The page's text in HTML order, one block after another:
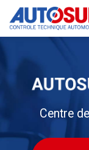
contenu
Centre